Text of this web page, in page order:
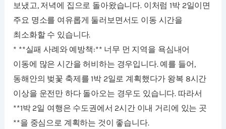
보냈고, 저녁에 집으로 돌아왔습니다. 이처럼 1박 2일이면
주요 명소를 여유롭게 둘러보면서도 이동 시간을
최소화할 수 있습니다.
* **실패 사례와 예방책:** 너무 먼 지역을 욕심내어
이동에 많은 시간을 허비하는 경우입니다. 예를 들어,
동해안의 벚꽃 축제를 1박 2일로 계획했다가 왕복 8시간
이상을 운전만 하다 돌아오는 경우도 있습니다. 따라서
**1박 2일 여행은 수도권에서 2시간 이내 거리에 있는 곳
**을 중심으로 계획하는 것이 좋습니다.